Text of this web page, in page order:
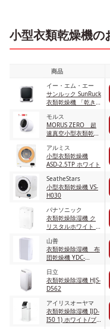
小型衣類乾燥機の
商品
イー・エム・エー
サンルック SunRuck
衣類乾燥機 「乾き
ASMN205-W
モルス
MORUS ZERO 超
速真空小型衣類乾燥
アルミス
小型衣類乾燥機
ASD-2.5TP ホワイト
SeatheStars
小型衣類乾燥機 VS-
H030
パナソニック
衣類乾燥除湿機 ク
リスタルホワイト F-
タルホワイト
山善
衣類乾燥除湿機 布
団乾燥機 YDC-
日立
衣類乾燥除湿機 HJS-
D562
アイリスオーヤマ
衣類乾燥除湿機 IJD-
I50 1) ホワイト/ブ